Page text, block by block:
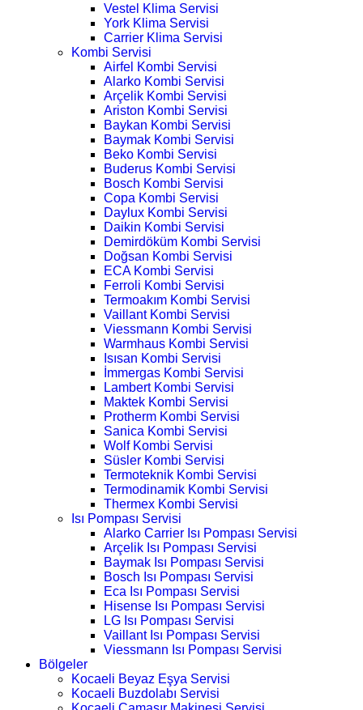
Vestel Klima Servisi
York Klima Servisi
Carrier Klima Servisi
Kombi Servisi
Airfel Kombi Servisi
Alarko Kombi Servisi
Arçelik Kombi Servisi
Ariston Kombi Servisi
Baykan Kombi Servisi
Baymak Kombi Servisi
Beko Kombi Servisi
Buderus Kombi Servisi
Bosch Kombi Servisi
Copa Kombi Servisi
Daylux Kombi Servisi
Daikin Kombi Servisi
Demirdöküm Kombi Servisi
Doğsan Kombi Servisi
ECA Kombi Servisi
Ferroli Kombi Servisi
Termoakım Kombi Servisi
Vaillant Kombi Servisi
Viessmann Kombi Servisi
Warmhaus Kombi Servisi
Isısan Kombi Servisi
İmmergas Kombi Servisi
Lambert Kombi Servisi
Maktek Kombi Servisi
Protherm Kombi Servisi
Sanica Kombi Servisi
Wolf Kombi Servisi
Süsler Kombi Servisi
Termoteknik Kombi Servisi
Termodinamik Kombi Servisi
Thermex Kombi Servisi
Isı Pompası Servisi
Alarko Carrier Isı Pompası Servisi
Arçelik Isı Pompası Servisi
Baymak Isı Pompası Servisi
Bosch Isı Pompası Servisi
Eca Isı Pompası Servisi
Hisense Isı Pompası Servisi
LG Isı Pompası Servisi
Vaillant Isı Pompası Servisi
Viessmann Isı Pompası Servisi
Bölgeler
Kocaeli Beyaz Eşya Servisi
Kocaeli Buzdolabı Servisi